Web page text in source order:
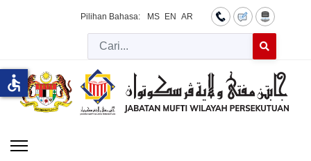
Pilihan Bahasa: MS EN AR
Cari
accessible